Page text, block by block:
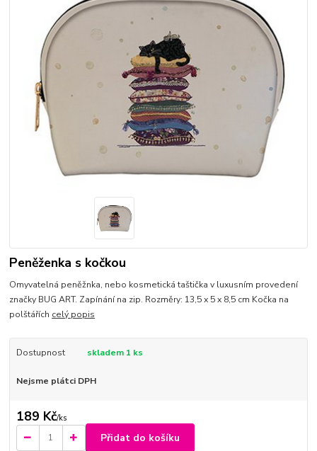
Peněženka s kočkou
Omyvatelná peněžnka, nebo kosmetická taštička v luxusním provedení
značky BUG ART. Zapínání na zip. Rozměry: 13,5 x 5 x 8,5 cm Kočka na
polštářích celý popis
Dostupnost skladem 1 ks
Nejsme plátci DPH
189 Kč/ks
Přidat do košíku